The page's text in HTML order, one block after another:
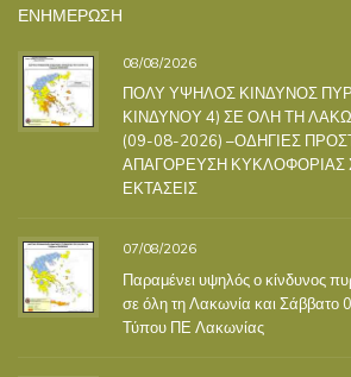
ΕΝΗΜΕΡΩΣΗ
08/08/2026
ΠΟΛΥ ΥΨΗΛΟΣ ΚΙΝΔΥΝΟΣ
ΚΙΝΔΥΝΟΥ 4) ΣΕ ΟΛΗ ΤΗ
(09-08-2026) –ΟΔΗΓΙΕΣ
ΑΠΑΓΟΡΕΥΣΗ ΚΥΚΛΟΦΟΡΙΑΣ
ΕΚΤΑΣΕΙΣ
07/08/2026
Παραμένει υψηλός ο κίνδυνος
σε όλη τη Λακωνία και
Τύπου ΠΕ Λακωνίας